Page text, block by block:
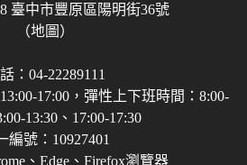
臺中市豐原區陽明街36號
（地圖）
：04-22289111
17:00，彈性上下班時間：8:00-
13:30、17:00-17:30
編號：10927401
、Edge、Firefox瀏覽器